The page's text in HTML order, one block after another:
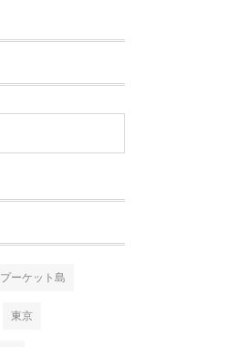
プーケット島
東京